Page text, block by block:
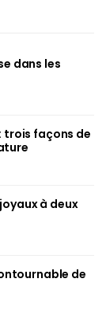
dans les
trois façons de
à deux
de